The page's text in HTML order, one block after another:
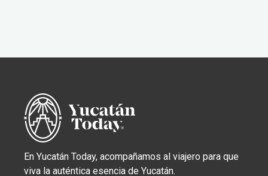
En Yucatán Today, acompañamos al viajero para que
viva la auténtica esencia de Yucatán.